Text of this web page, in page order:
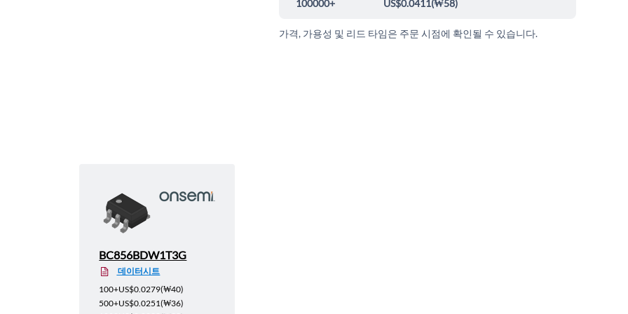
100000+ US$0.0411(₩58)
가격, 가용성 및 리드 타임은 주문 시점에 확인될 수 있습니다.
BC856BDW1T3G
데이터시트
100+US$0.0279(₩40)
500+US$0.0251(₩36)